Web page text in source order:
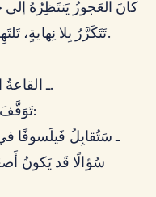
كانَ العَجوزُ يَنتَظِرُهُ
تَتَكَرَّرُ بِلا نِهايةٍ، تَلتَهِمُ نَفسَها وتُعيدُ وِلادَتَها في آنٍ واحِدٍ.
ـ القاعةُ التّاليةُ، يا سامِرُ، صَعبةٌ ومُكَثَّفةٌ جِدًّا.
تَوَقَّفَ لَحظةً، عَيناهُ على النَّقشِ الدّائِريِّ:
ـ سَتُقابِلُ فَيلَسوفًا
سُؤالًا قَد يَكونُ